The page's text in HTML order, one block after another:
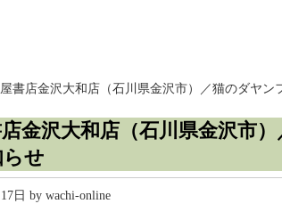
書店金沢大和店（石川県金沢市）／猫のダヤン
金沢大和店（石川県金沢市
せ
日 by wachi-online